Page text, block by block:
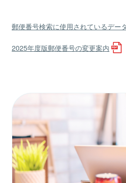
郵便番号検索に使用されているデー
2025年度版郵便番号の変更案内